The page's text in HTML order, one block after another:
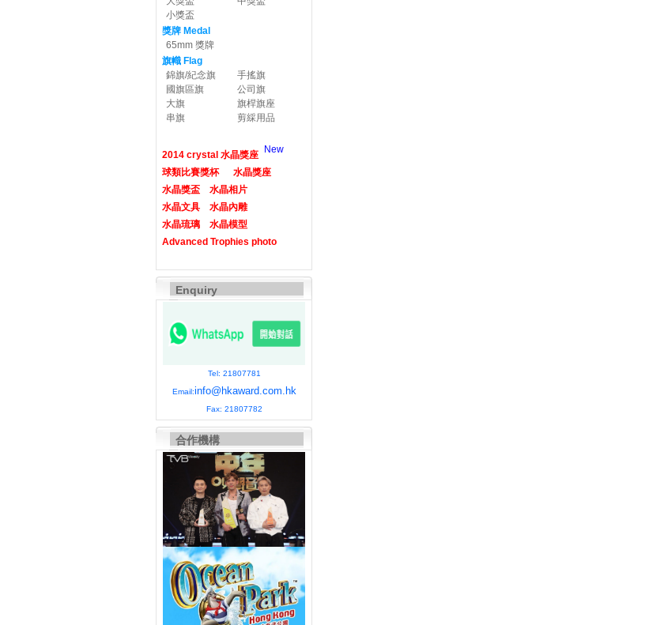
小獎盃
獎牌 Medal
65mm 獎牌
旗幟 Flag
錦旗/紀念旗
手搖旗
國旗區旗
公司旗
大旗
旗桿旗座
串旗
剪綵用品
2014 crystal 水晶獎座 New
球類比賽獎杯
水晶獎座
水晶獎盃
水晶相片
水晶文具
水晶內雕
水晶琉璃
水晶模型
Advanced Trophies photo
Enquiry
Tel: 21807781
Email:info@hkaward.com.hk
Fax: 21807782
合作機構